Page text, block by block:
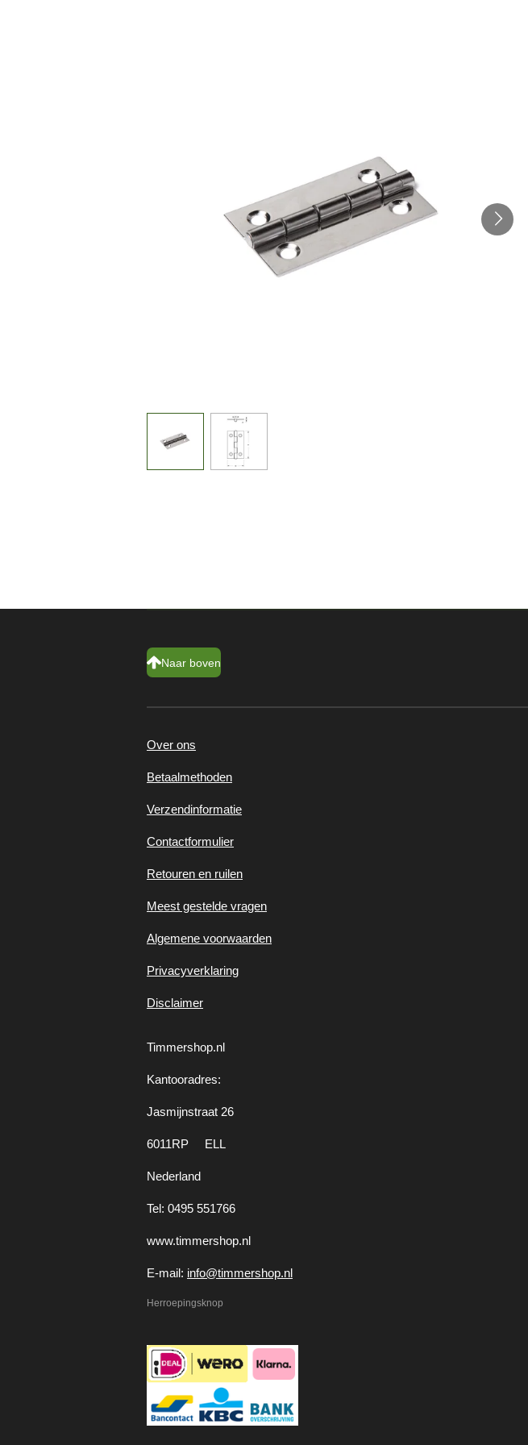
Naar boven
Over ons
Betaalmethoden
Verzendinformatie
Contactformulier
Retouren en ruilen
Meest gestelde vragen
Algemene voorwaarden
Privacyverklaring
Disclaimer
Timmershop.nl
Kantooradres:
Jasmijnstraat 26
6011RP ELL
Nederland
Tel: 0495 551766
www.timmershop.nl
E-mail: info@timmershop.nl
Herroepingsknop